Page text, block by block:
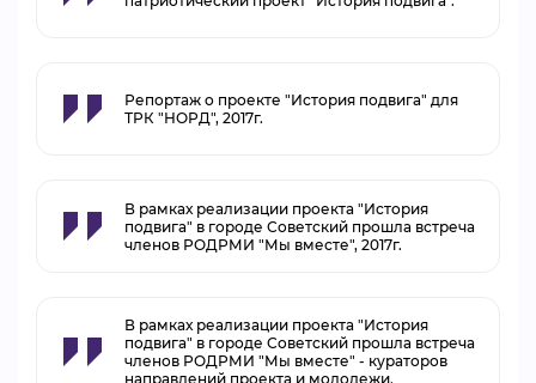
Репортаж о проекте "История подвига" для
ТРК "НОРД", 2017г.
В рамках реализации проекта "История
подвига" в городе Советский прошла встреча
членов РОДРМИ "Мы вместе", 2017г.
В рамках реализации проекта "История
подвига" в городе Советский прошла встреча
членов РОДРМИ "Мы вместе" - кураторов
направлений проекта и молодежи.